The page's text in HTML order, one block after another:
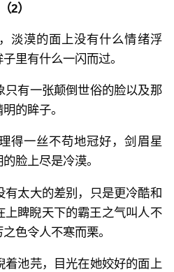
2）
淡漠的面上没有什么情绪浮
里有什么一闪而过。
只有一张颠倒世俗的脸以及那
的眸子。
得一丝不苟地冠好，剑眉星
脸上尽是冷漠。
有太大的差别，只是更冷酷和
上睥睨天下的霸王之气叫人不
色令人不寒而栗。
着池芫，目光在她姣好的面上